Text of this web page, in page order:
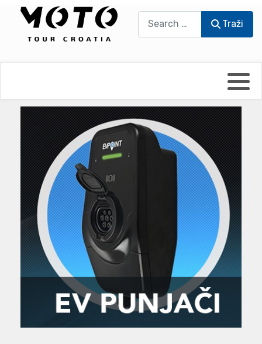
Traži
UmPaDrum
Moto servisi
Impressum
Damir Žerić - ELPASSO
Dario Dinter - Moto TOZ
Igor Kreč - UmPaDrum
Igor Kukec Brmbi
Slaven Gajdek
MTC - Moto Tour Croatia
Moto putopisi
Vikend vožnje
Zanimljivost
Najave i noviteti